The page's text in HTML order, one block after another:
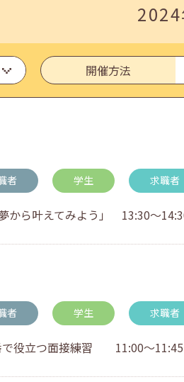
2024
開催方法
者 学生 求職者
から叶えてみよう」 13:30～
者 学生 求職者
で役立つ面接練習 11:00～11:45